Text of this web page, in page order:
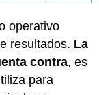
operativo
resultados. La
contra, es
para